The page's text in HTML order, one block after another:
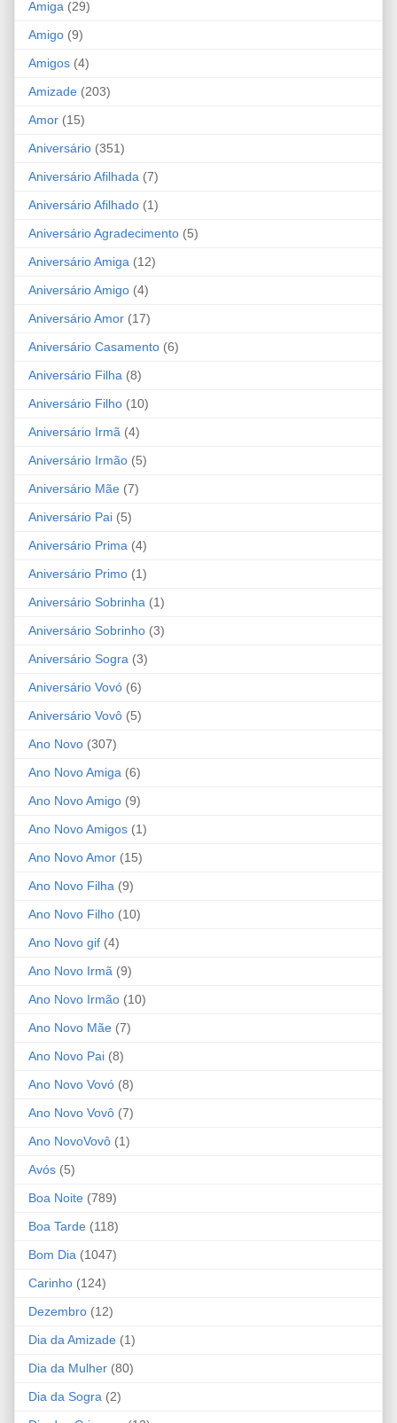
Amiga (29)
Amigo (9)
Amigos (4)
Amizade (203)
Amor (15)
Aniversário (351)
Aniversário Afilhada (7)
Aniversário Afilhado (1)
Aniversário Agradecimento (5)
Aniversário Amiga (12)
Aniversário Amigo (4)
Aniversário Amor (17)
Aniversário Casamento (6)
Aniversário Filha (8)
Aniversário Filho (10)
Aniversário Irmã (4)
Aniversário Irmão (5)
Aniversário Mãe (7)
Aniversário Pai (5)
Aniversário Prima (4)
Aniversário Primo (1)
Aniversário Sobrinha (1)
Aniversário Sobrinho (3)
Aniversário Sogra (3)
Aniversário Vovó (6)
Aniversário Vovô (5)
Ano Novo (307)
Ano Novo Amiga (6)
Ano Novo Amigo (9)
Ano Novo Amigos (1)
Ano Novo Amor (15)
Ano Novo Filha (9)
Ano Novo Filho (10)
Ano Novo gif (4)
Ano Novo Irmã (9)
Ano Novo Irmão (10)
Ano Novo Mãe (7)
Ano Novo Pai (8)
Ano Novo Vovó (8)
Ano Novo Vovô (7)
Ano NovoVovô (1)
Avós (5)
Boa Noite (789)
Boa Tarde (118)
Bom Dia (1047)
Carinho (124)
Dezembro (12)
Dia da Amizade (1)
Dia da Mulher (80)
Dia da Sogra (2)